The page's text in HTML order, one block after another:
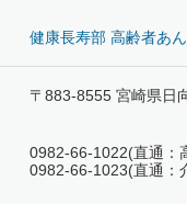
健康長寿部 高齢者あ
〒883-8555 宮崎県日
0982-66-1022(直通：
0982-66-1023(直通：